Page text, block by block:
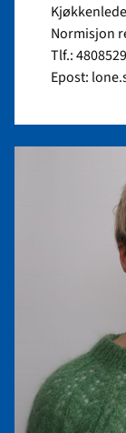
Normisjon
Tlf.:
Epost: